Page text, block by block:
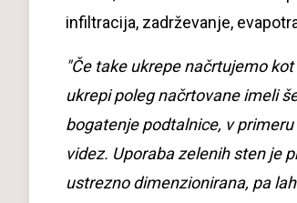
infiltracija, zadrževanje,
"Če take ukrepe načrtujemo
ukrepi poleg načrtovane imeli
bogatenje podtalnice, v
videz. Uporaba zelenih sten je
ustrezno dimenzionirana, pa